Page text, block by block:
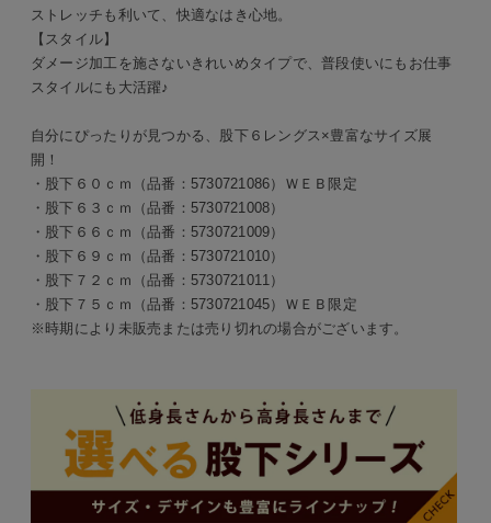
ストレッチも利いて、快適なはき心地。
【スタイル】
ダメージ加工を施さないきれいめタイプで、普段使いにもお仕事
スタイルにも大活躍♪
自分にぴったりが見つかる、股下６レングス×豊富なサイズ展
開！
・股下６０ｃｍ（品番：5730721086）ＷＥＢ限定
・股下６３ｃｍ（品番：5730721008）
・股下６６ｃｍ（品番：5730721009）
・股下６９ｃｍ（品番：5730721010）
・股下７２ｃｍ（品番：5730721011）
・股下７５ｃｍ（品番：5730721045）ＷＥＢ限定
※時期により未販売または売り切れの場合がございます。